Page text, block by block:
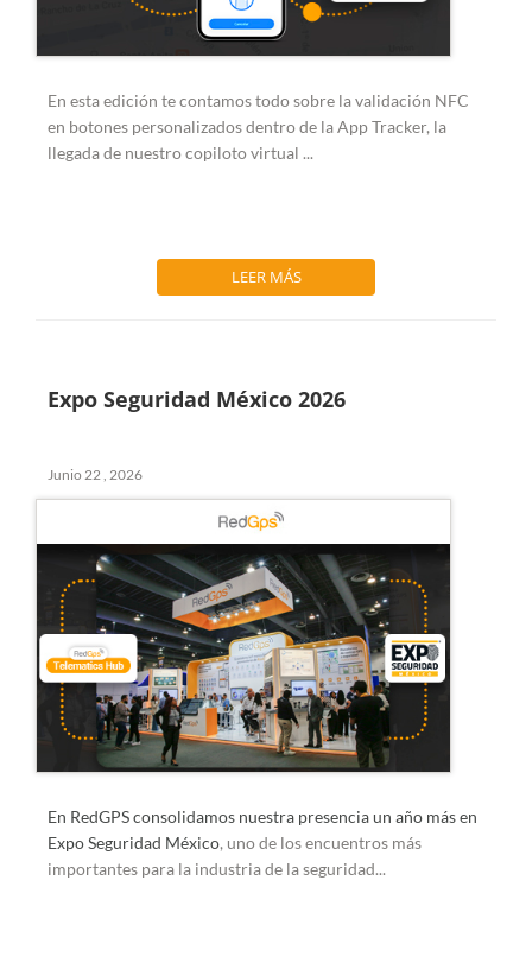
En esta edición te contamos todo sobre lavalidación NFC
en botones personalizados dentro de la App Tracker, la
llegada de nuestro copiloto virtual ...
LEER MÁS
Expo Seguridad México 2026
Junio 22 , 2026
En RedGPS consolidamos nuestra presencia un año más en
Expo Seguridad México, uno de los encuentros más
importantes para la industria de la seguridad...